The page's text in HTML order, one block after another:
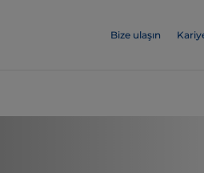
Bize ulaşın